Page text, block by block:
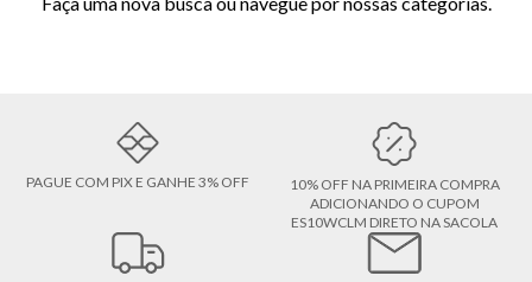
PAGUE COM PIX E GANHE 3% OFF
10% OFF NA PRIMEIRA COMPRA
ADICIONANDO O CUPOM
ES10WCLM DIRETO NA SACOLA